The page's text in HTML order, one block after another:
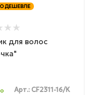
ДЕШЕВЛЕ
для волос
Арт.: CF2311-16/К